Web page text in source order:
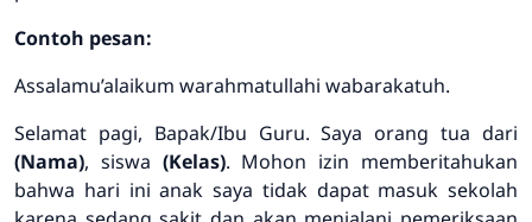
Contoh pesan:
Assalamu’alaikum warahmatullahi wabarakatuh.
Selamat pagi, Bapak/Ibu Guru. Saya orang tua dari
(Nama), siswa (Kelas). Mohon izin memberitahukan
bahwa hari ini anak saya tidak dapat masuk sekolah